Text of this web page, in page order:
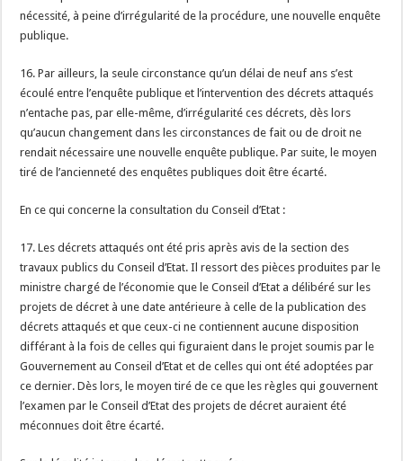
nécessité, à peine d’irrégularité de la procédure, une nouvelle enquête
publique.
16. Par ailleurs, la seule circonstance qu’un délai de neuf ans s’est
écoulé entre l’enquête publique et l’intervention des décrets attaqués
n’entache pas, par elle-même, d’irrégularité ces décrets, dès lors
qu’aucun changement dans les circonstances de fait ou de droit ne
rendait nécessaire une nouvelle enquête publique. Par suite, le moyen
tiré de l’ancienneté des enquêtes publiques doit être écarté.
En ce qui concerne la consultation du Conseil d’Etat :
17. Les décrets attaqués ont été pris après avis de la section des
travaux publics du Conseil d’Etat. Il ressort des pièces produites par le
ministre chargé de l’économie que le Conseil d’Etat a délibéré sur les
projets de décret à une date antérieure à celle de la publication des
décrets attaqués et que ceux-ci ne contiennent aucune disposition
différant à la fois de celles qui figuraient dans le projet soumis par le
Gouvernement au Conseil d’Etat et de celles qui ont été adoptées par
ce dernier. Dès lors, le moyen tiré de ce que les règles qui gouvernent
l’examen par le Conseil d’Etat des projets de décret auraient été
méconnues doit être écarté.